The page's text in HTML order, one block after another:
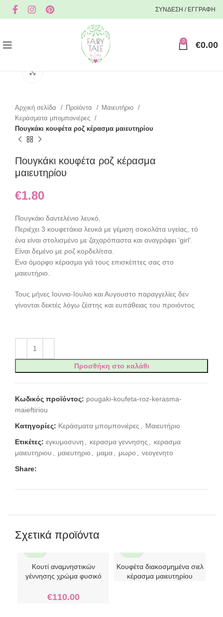
ΣΥΝΔΕΣΗ / ΕΓΓΡΑΦΗ
0 €0.00
Αρχική σελίδα Προϊόντα
Μαιευτήριο
Κεράσματα μπομπονιέρες
Πουγκάκι κουφέτα ροζ κέρασμα μαιευτηρίου
Πουγκάκι κουφέτα ροζ κέρασμα
μαιευτηρίου
€1.80
Πουγκάκι δαντελένιο λευκό.
Περιέχει 3 κουφετάκια λευκά με γέμιση σοκολάτα υγείας, τό
ένα είναι στολισμένο με ζαχαρόπαστα και αναγράφει ‘girl’.
Είναι δεμένο με ροζ κορδελίτσα.
Ενα όμορφο κέρασμα γιά τους επισκέπτες σας στο
μαιευτήριο.
Τους μήνες Ιουνιο-Ιουλιο και Αυγουστο παραγγελίες δεν
γίνονται δεκτές λόγω ζέστης και ευπάθειας του προιόντος
Προσθήκη στο καλάθι
Κωδικός προϊόντος: pougaki-koufeta-roz-kerasma-
maieftiriou
Κατηγορίες: Κεράσματα μπομπονιέρες
Μαιευτήριο
Ετικέτες: εγκυμοσυνη κερασμα γεννησης
κερασμα
μαιευτηριου
μαιευτηριο μαμα μωρο
νεογενητο
Share:
Σχετικά προϊόντα
Κουτί αναμνηστικών
γέννησης χρώμα φυσικό
€110.00
Κουφέτα διακοσμημένα σιελ
κέρασμα μαιευτηρίου